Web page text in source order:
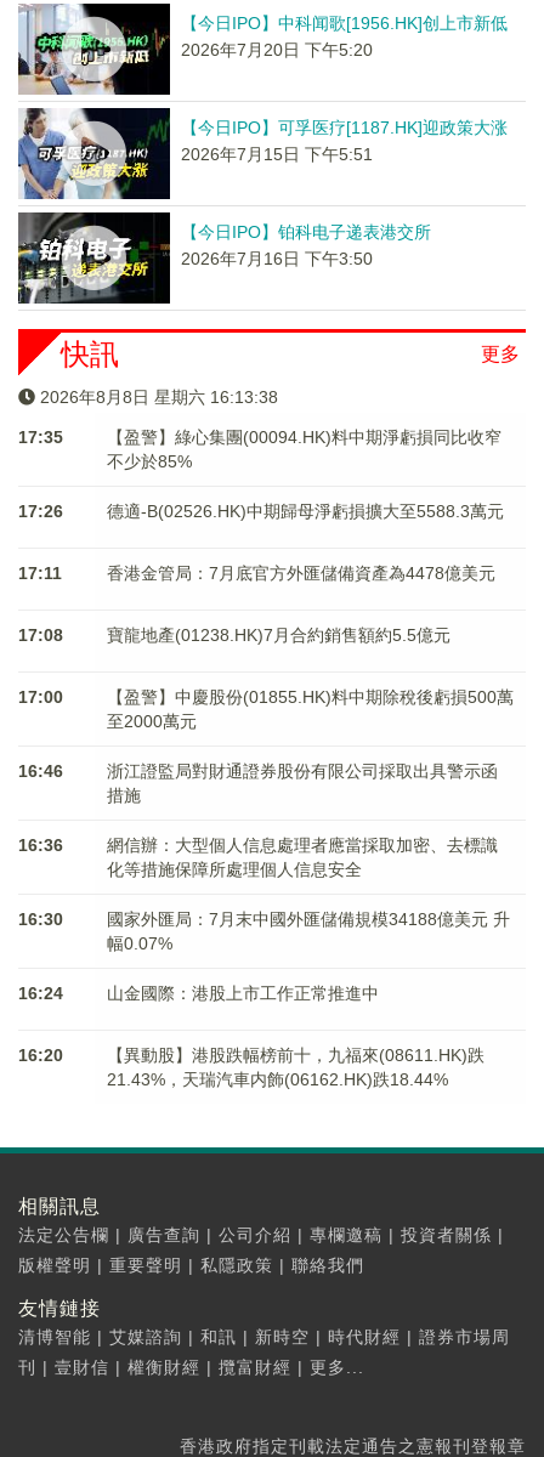
【今日IPO】中科闻歌[1956.HK]创上市新低
2026年7月20日 下午5:20
【今日IPO】可孚医疗[1187.HK]迎政策大涨
2026年7月15日 下午5:51
【今日IPO】铂科电子递表港交所
2026年7月16日 下午3:50
更多
快訊
2026年8月8日 星期六 16:13:38
17:35
【盈警】綠心集團(00094.HK)料中期淨虧損同比收窄
不少於85%
17:26 德適-B(02526.HK)中期歸母淨虧損擴大至5588.3萬元
17:11 香港金管局：7月底官方外匯儲備資產為4478億美元
17:08 寶龍地產(01238.HK)7月合約銷售額約5.5億元
17:00
【盈警】中慶股份(01855.HK)料中期除稅後虧損500萬
至2000萬元
16:46
浙江證監局對財通證券股份有限公司採取出具警示函
措施
16:36
網信辦：大型個人信息處理者應當採取加密、去標識
化等措施保障所處理個人信息安全
16:30
國家外匯局：7月末中國外匯儲備規模34188億美元 升
幅0.07%
16:24 山金國際：港股上市工作正常推進中
16:20
【異動股】港股跌幅榜前十，九福來(08611.HK)跌
21.43%，天瑞汽車内飾(06162.HK)跌18.44%
相關訊息
法定公告欄 | 廣告查詢 | 公司介紹 | 專欄邀稿 | 投資者關係 |
版權聲明 | 重要聲明 | 私隱政策 | 聯絡我們
友情鏈接
清博智能 | 艾媒諮詢 | 和訊 | 新時空 | 時代財經 | 證券市場周
刊
| 壹財信 | 權衡財經 | 攬富財經 | 更多...
香港政府指定刊載法定通告之憲報刊登報章